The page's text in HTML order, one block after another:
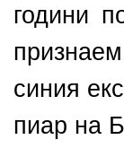
години
синия
пиар на